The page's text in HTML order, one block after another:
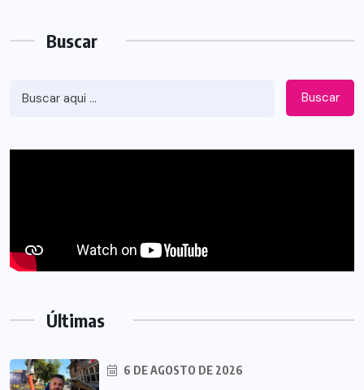
Buscar
Buscar
Últimas
6 DE AGOSTO DE 2026